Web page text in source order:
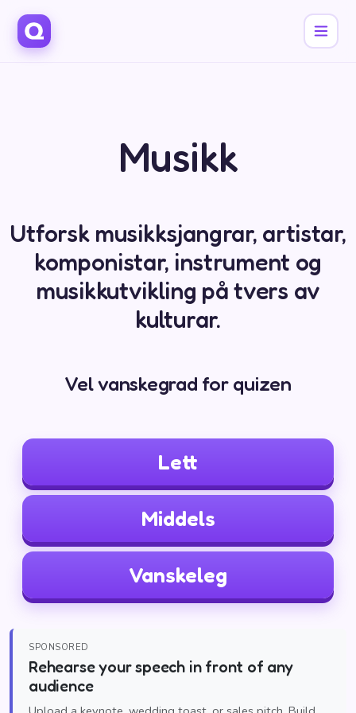
Musikk
Utforsk musikk­sjangrar, artistar,
komponistar, instrument og
musikkutvikling på tvers av
kulturar.
Vel vanskegrad for quizen
Lett
Middels
Vanskeleg
SPONSORED
Rehearse your speech in front of any
audience